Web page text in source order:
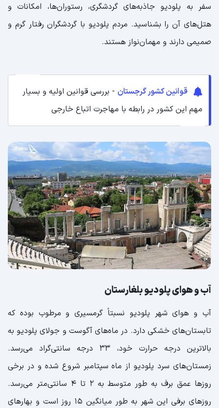
سفر به پلودیو جاذبه‌های گردشگری، رستوران‌ها، امکانات و
هتل‌های آن را بشناسید. مردم پلودیو با گردشگران رفتار گرم و
صمیمی دارند و مهمان‌نواز هستند.
قوانین کشور گرجستان - بررسی قوانین اولیه و بسیار
مهم این کشور در رابطه با مهاجرت اتباع خارجی
آب و هوای پلودیو بلغارستان
آب و هوای شهر پلودیو نسبتاً گرمسیری و مرطوب بوده که
تابستان‌های خشکی دارد. در ماه‌های آگوست و جولای پلودیو به
بالاترین درجه حرارت خود، 33 درجه سانتی‌گراد می‌رسد.
زمستان‌های سرد پلودیو از ماه سپتامبر شروع شده و در برخی
روزها عمق برف به طور متوسط به 2 تا 4 سانتی‌متر می‌رسد.
روزهای برفی این شهر به طور میانگین 15 روز است و بهارهای